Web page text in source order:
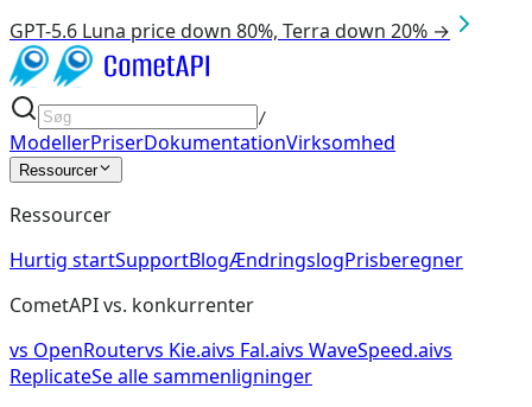
GPT-5.6 Luna price down 80%, Terra down 20% →
/
ModellerPriserDokumentationVirksomhed
Ressourcer
Ressourcer
Hurtig startSupportBlogÆndringslogPrisberegner
CometAPI vs. konkurrenter
vs OpenRoutervs Kie.aivs Fal.aivs WaveSpeed.aivs
ReplicateSe alle sammenligninger